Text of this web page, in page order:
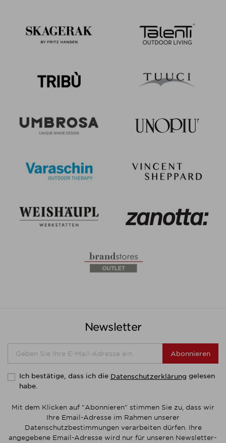
Newsletter
Abonnieren
Ich bestätige, dass ich die Datenschutzerklärung gelesen
habe.
Mit dem Klicken auf "Abonnieren" stimmen Sie zu, dass wir
Ihre Email-Adresse im Rahmen unserer
Datenschutzbestimmungen verarbeiten dürfen. Ihre
angegebene Email-Adresse wird nur für unseren Newsletter-